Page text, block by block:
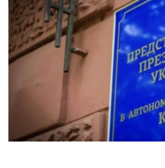
СПЕЦПРОЕКТИ
ДЕПОРТАЦІЯ
ВІДЕОУРОКИ «ELIFBE»
СВІДЧЕННЯ ОКУПАЦІЇ
УКРАЇНСЬКА ПРОБЛЕМА КРИМУ
ІНФОГРАФІКА
ЯК ОБІЙТИ БЛОКУВАННЯ
ДОЛУЧАЙСЯ!